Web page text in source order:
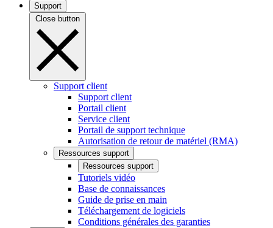
Support
Close button
Support client
Support client
Portail client
Service client
Portail de support technique
Autorisation de retour de matériel (RMA)
Ressources support
Ressources support
Tutoriels vidéo
Base de connaissances
Guide de prise en main
Téléchargement de logiciels
Conditions générales des garanties